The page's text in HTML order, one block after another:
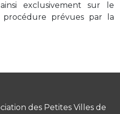
exclusivement sur le
prévues par la
des Petites Villes de